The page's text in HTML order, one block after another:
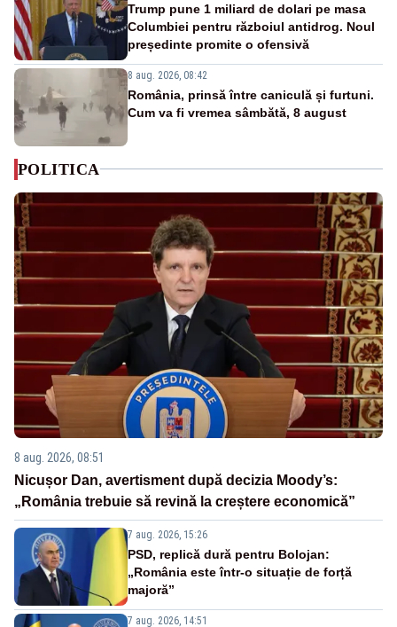
Trump pune 1 miliard de dolari pe masa
Columbiei pentru războiul antidrog. Noul
președinte promite o ofensivă
8 aug. 2026, 08:42
România, prinsă între caniculă și furtuni.
Cum va fi vremea sâmbătă, 8 august
POLITICA
8 aug. 2026, 08:51
Nicușor Dan, avertisment după decizia Moody’s:
„România trebuie să revină la creștere economică”
7 aug. 2026, 15:26
PSD, replică dură pentru Bolojan:
„România este într-o situație de forță
majoră”
7 aug. 2026, 14:51